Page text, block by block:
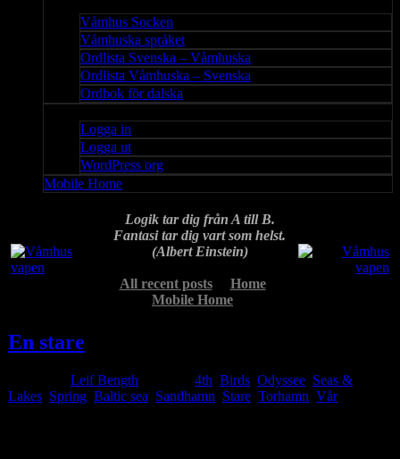
Våmhus Socken
Våmhuska språket
Ordlista Svenska – Våmhuska
Ordlista Våmhuska – Svenska
Ordbok för dalska
Logga in
Logga ut
WordPress org
Mobile Home
Logik tar dig från A till B.
Fantasi tar dig vart som helst.
(Albert Einstein)
All recent posts
Home
Mobile Home
En stare
Leif Bength 4th Birds Odyssee Seas &
Lakes Spring Baltic sea Sandhamn Stare Torhamn Vår